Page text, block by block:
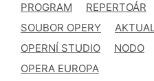
PROGRAM REPERTOÁR
SOUBOR OPERY
OPERNÍ STUDIO
NODO
OPERA EUROPA